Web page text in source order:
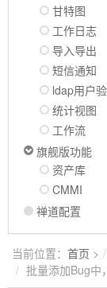
甘特图
工作日志
导入导出
短信通知
ldap用户
统计视图
工作流
旗舰版功能
资产库
CMMI
禅道配置
当前位置： 首页 >
批量添加Bug中